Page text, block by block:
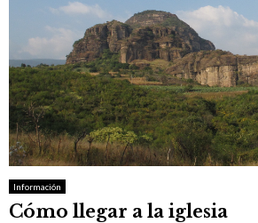
Información
Cómo llegar a la iglesia